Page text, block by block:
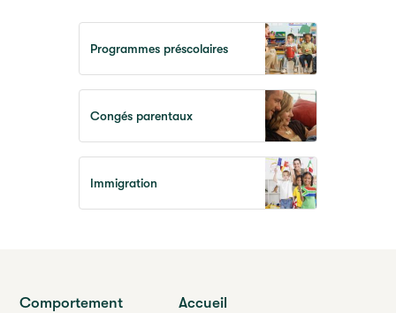
Programmes préscolaires
Congés parentaux
Immigration
Comportement
Accueil